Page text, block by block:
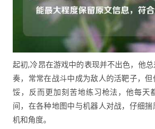
起初,冷昂在游戏中的表现并不出色，他
奏，常常在战斗中成为敌人的活靶子，
馁，反而更加刻苦地练习枪法，他每天
间，在各种地图中与机器人对战，仔细
机和角度。